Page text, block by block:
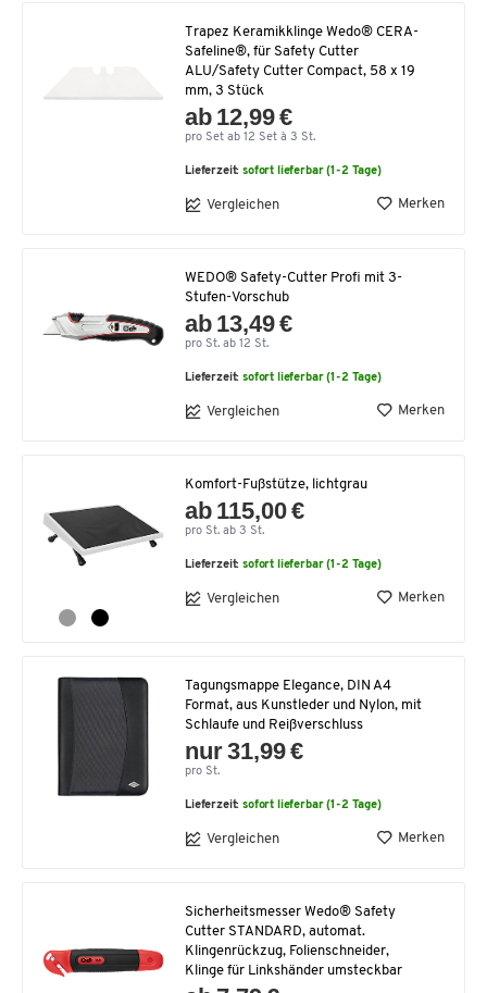
Trapez Keramikklinge Wedo® CERA-
Safeline®, für Safety Cutter
ALU/Safety Cutter Compact, 58 x 19
mm, 3 Stück
ab 12,99 €
pro Set ab 12 Set à 3 St.
Lieferzeit:sofort lieferbar (1-2 Tage)
Vergleichen Merken
WEDO® Safety-Cutter Profi mit 3-
Stufen-Vorschub
ab 13,49 €
pro St. ab 12 St.
Lieferzeit:sofort lieferbar (1-2 Tage)
Vergleichen Merken
Komfort-Fußstütze, lichtgrau
ab 115,00 €
pro St. ab 3 St.
Lieferzeit:sofort lieferbar (1-2 Tage)
Vergleichen Merken
Tagungsmappe Elegance, DIN A4
Format, aus Kunstleder und Nylon, mit
Schlaufe und Reißverschluss
nur 31,99 €
pro St.
Lieferzeit:sofort lieferbar (1-2 Tage)
Vergleichen Merken
Sicherheitsmesser Wedo® Safety
Cutter STANDARD, automat.
Klingenrückzug, Folienschneider,
Klinge für Linkshänder umsteckbar